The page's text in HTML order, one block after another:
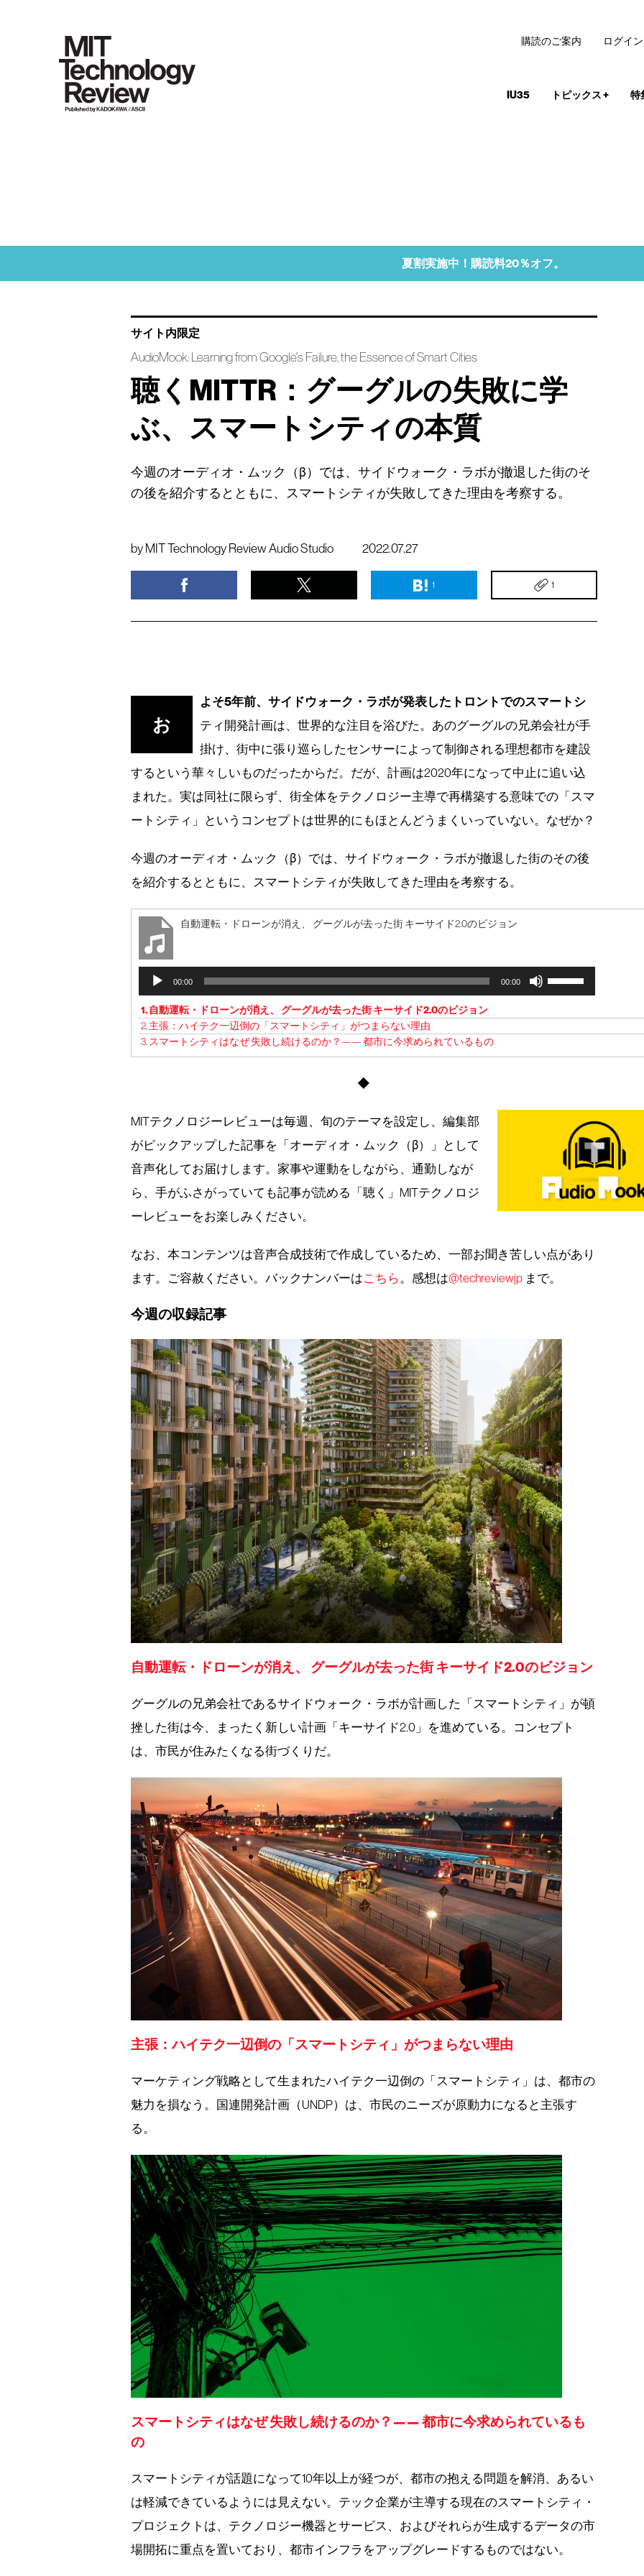
IU35 トピックス+ 特
購読のご案内 ログイン
夏割実施中！購読料20％オフ。
サイト内限定
AudioMook: Learning from Google's Failure, the Essence of Smart Cities
聴くMITTR：グーグルの失敗に学
ぶ、スマートシティの本質
今週のオーディオ・ムック（β）では、サイドウォーク・ラボが撤退した街のそ
の後を紹介するとともに、スマートシティが失敗してきた理由を考察する。
by MIT Technology Review Audio Studio 2022.07.27
1 1
お
よそ5年前、サイドウォーク・ラボが発表したトロントでのスマートシ
ティ開発計画は、世界的な注目を浴びた。あのグーグルの兄弟会社が手
掛け、街中に張り巡らしたセンサーによって制御される理想都市を建設
するという華々しいものだったからだ。だが、計画は2020年になって中止に追い込
まれた。実は同社に限らず、街全体をテクノロジー主導で再構築する意味での「スマ
ートシティ」というコンセプトは世界的にもほとんどうまくいっていない。なぜか？
今週のオーディオ・ムック（β）では、サイドウォーク・ラボが撤退した街のその後
を紹介するとともに、スマートシティが失敗してきた理由を考察する。
自動運転・ドローンが消え、 グーグルが去った街 キーサイド2.0のビジョン
Audio
Player
00:00 00:00
Up/Down
keys
to
1. 自動運転・ドローンが消え、 グーグルが去った街 キーサイド2.0のビジョン
2.主張：ハイテク一辺倒の「スマートシティ」がつまらない理由
3. スマートシティはなぜ 失敗し続けるのか？—— 都市に今求められているもの
◆
MITテクノロジーレビューは毎週、旬のテーマを設定し、編集部
がピックアップした記事を「オーディオ・ムック（β）」として
音声化してお届けします。家事や運動をしながら、通勤しなが
ら、手がふさがっていても記事が読める「聴く」MITテクノロジ
ーレビューをお楽しみください。
なお、本コンテンツは音声合成技術で作成しているため、一部お聞き苦しい点があり
ます。ご容赦ください。バックナンバーはこちら 。感想は@techreviewjp まで。
今週の収録記事
自動運転・ドローンが消え、 グーグルが去った街 キーサイド2.0のビジョン
グーグルの兄弟会社であるサイドウォーク・ラボが計画した「スマートシティ」が頓
挫した街は今、まったく新しい計画「キーサイド2.0」を進めている。コンセプト
は、市民が住みたくなる街づくりだ。
主張：ハイテク一辺倒の「スマートシティ」がつまらない理由
マーケティング戦略として生まれたハイテク一辺倒の「スマートシティ」は、都市の
魅力を損なう。国連開発計画（UNDP）は、市民のニーズが原動力になると主張す
る。
スマートシティはなぜ 失敗し続けるのか？—— 都市に今求められているも
の
スマートシティが話題になって10年以上が経つが、都市の抱える問題を解消、あるい
は軽減できているようには見えない。テック企業が主導する現在のスマートシティ・
プロジェクトは、テクノロジー機器とサービス、およびそれらが生成するデータの市
場開拓に重点を置いており、都市インフラをアップグレードするものではない。